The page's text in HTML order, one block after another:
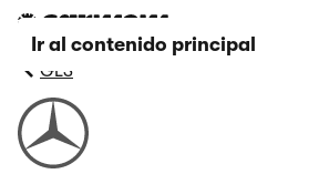
Ir al contenido principal
GLS